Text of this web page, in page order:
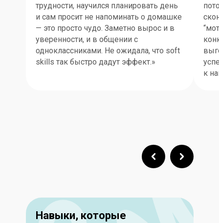
трудности, научился планировать день
и сам просит не напоминать о домашке
— это просто чудо. Заметно вырос и в
уверенности, и в общении с
одноклассниками. Не ожидала, что soft
skills так быстро дадут эффект.»
к
Навыки, которые